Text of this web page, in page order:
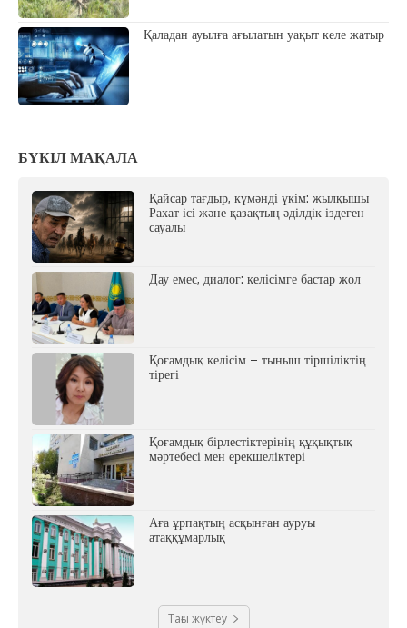
Қаладан ауылға ағылатын уақыт келе жатыр
БҮКІЛ МАҚАЛА
Қайсар тағдыр, күмәнді үкім: жылқышы
Рахат ісі және қазақтың әділдік іздеген
сауалы
Дау емес, диалог: келісімге бастар жол
Қоғамдық келісім – тыныш тіршіліктің
тірегі
Қоғамдық бірлестіктерінің құқықтық
мәртебесі мен ерекшеліктері
Аға ұрпақтың асқынған ауруы –
атаққұмарлық
Тағы жүктеу